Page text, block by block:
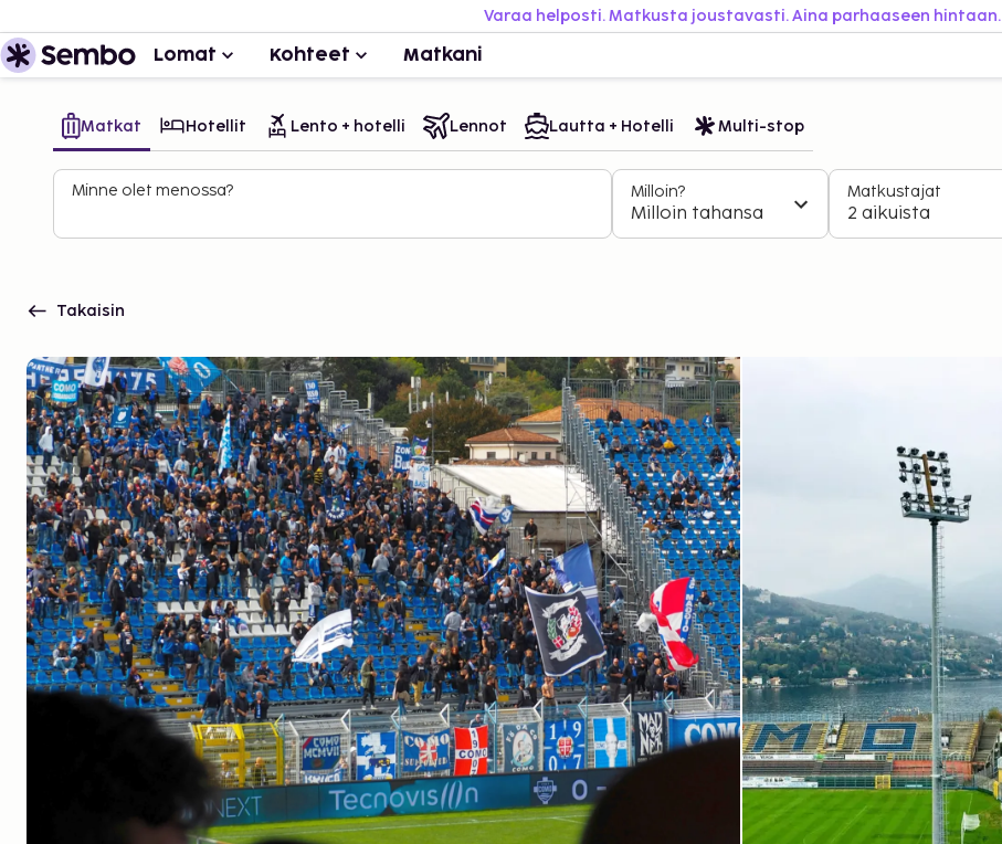
Varaa helposti. Matkusta joustavasti. Aina parhaaseen hintaan.
Lomat Kohteet Matkani
Matkat Hotellit Lento + hotelli Lennot Lautta + Hotelli Multi-stop
Minne olet menossa? Milloin?
Milloin tahansa
Matkustajat
2 aikuista
Takaisin